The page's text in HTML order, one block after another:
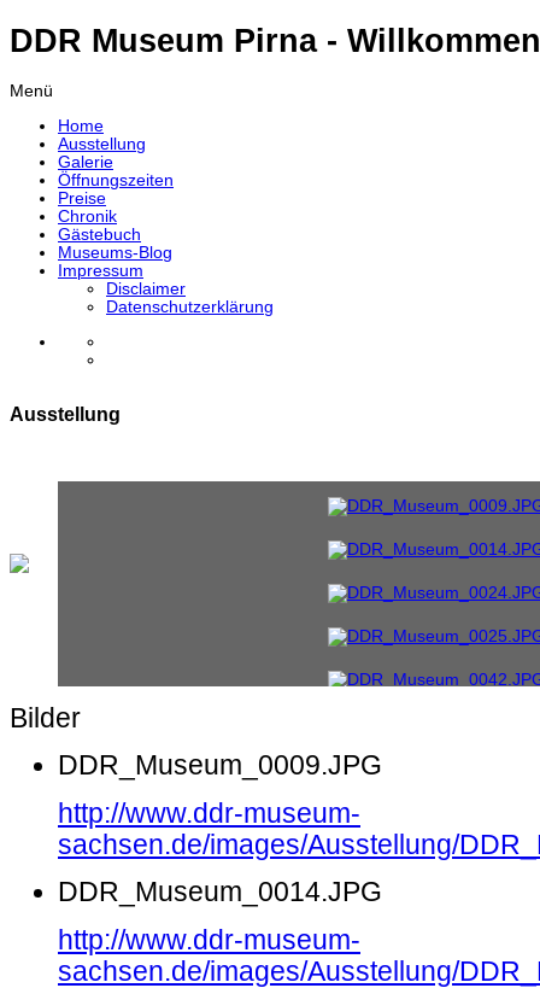
DDR Museum Pirna -
Menü
Home
Ausstellung
Galerie
Öffnungszeiten
Preise
Chronik
Gästebuch
Museums-Blog
Impressum
Disclaimer
Datenschutzerklärung
Ausstellung
Bilder
DDR_Museum_0009.JPG
http://www.ddr-museum-
sachsen.de/images/Ausstellung/
DDR_Museum_0014.JPG
http://www.ddr-museum-
sachsen.de/images/Ausstellung/